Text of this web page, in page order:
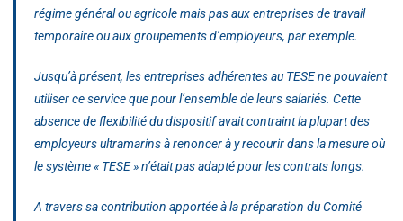
régime général ou agricole mais pas aux entreprises de travail
temporaire ou aux groupements d’employeurs, par exemple.
Jusqu’à présent, les entreprises adhérentes au TESE ne pouvaient
utiliser ce service que pour l’ensemble de leurs salariés. Cette
absence de flexibilité du dispositif avait contraint la plupart des
employeurs ultramarins à renoncer à y recourir dans la mesure où
le système « TESE » n’était pas adapté pour les contrats longs.
A travers sa contribution apportée à la préparation du Comité